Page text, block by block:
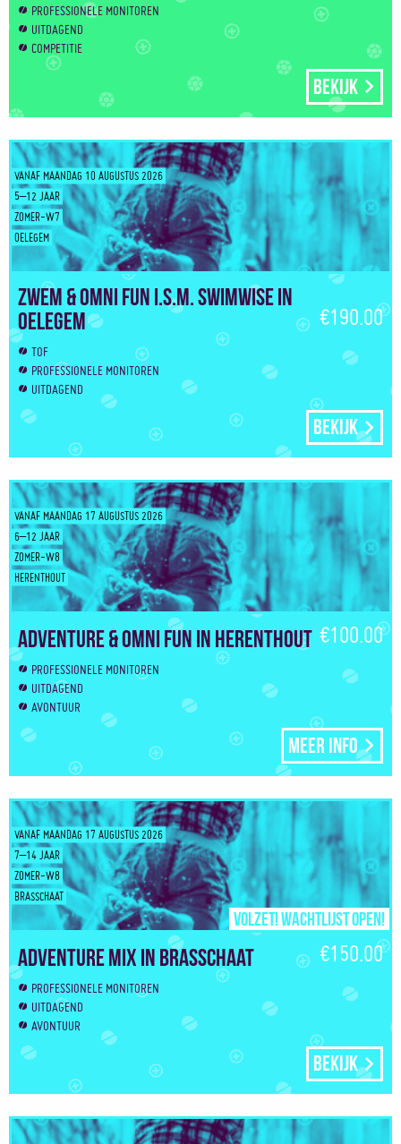
PROFESSIONELE MONITOREN
UITDAGEND
COMPETITIE
Bekijk
VANAF MAANDAG 10 AUGUSTUS 2026
5–12 JAAR
ZOMER-W7
OELEGEM
Zwem & Omni Fun i.s.m. Swimwise in
Oelegem
€190.00
TOF
PROFESSIONELE MONITOREN
UITDAGEND
Bekijk
VANAF MAANDAG 17 AUGUSTUS 2026
6–12 JAAR
ZOMER-W8
HERENTHOUT
Adventure & Omni Fun in Herenthout €100.00
PROFESSIONELE MONITOREN
UITDAGEND
AVONTUUR
Meer info
VANAF MAANDAG 17 AUGUSTUS 2026
7–14 JAAR
ZOMER-W8
BRASSCHAAT
Volzet! Wachtlijst open!
Adventure Mix in Brasschaat €150.00
PROFESSIONELE MONITOREN
UITDAGEND
AVONTUUR
Bekijk